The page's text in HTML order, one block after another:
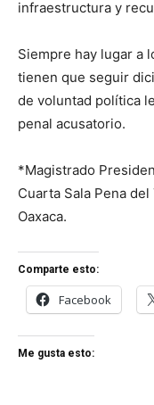
infraestructura y
Siempre hay lugar a
tienen que seguir
de voluntad política
penal acusatorio.
*Magistrado
Cuarta Sala Pena
Oaxaca.
Comparte esto:
Facebook
Me gusta esto: